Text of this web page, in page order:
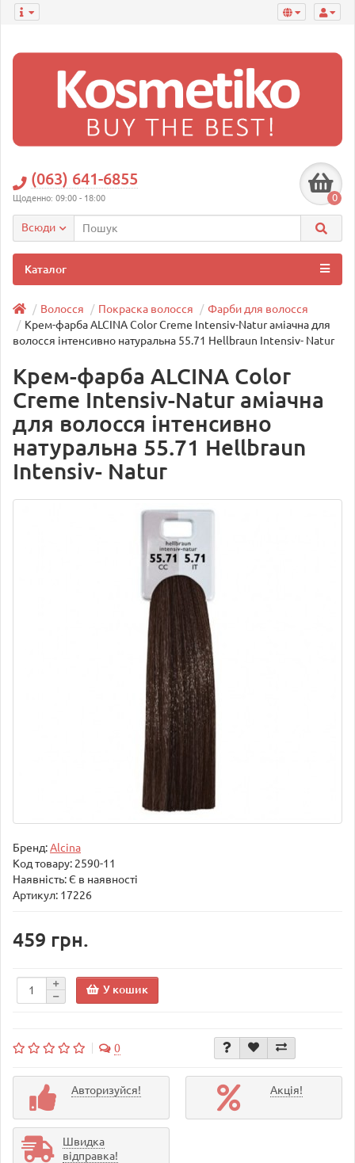
(063) 641-6855
Щоденно: 09:00 - 18:00 0
Всюди
Каталог
Волосся Покраска волосся
Фарби для волосся
Крем-фарба ALCINA Color Creme Intensiv-Natur аміачна для
волосся інтенсивно натуральна 55.71 Hellbraun Intensiv- Natur
Крем-фарба ALCINA Color
Creme Intensiv-Natur аміачна
для волосся інтенсивно
натуральна 55.71 Hellbraun
Intensiv- Natur
Бренд:Alcina
Код товару: 2590-11
Наявність: Є в наявності
Артикул: 17226
459 грн.
У кошик
0
Авторизуйся! Акція!
Швидка
відправка!